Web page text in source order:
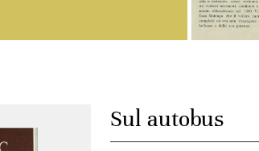
Sul autobus